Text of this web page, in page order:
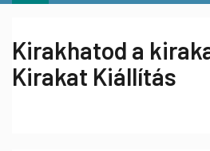
Kirakhatod a
Kirakat Kiállítás